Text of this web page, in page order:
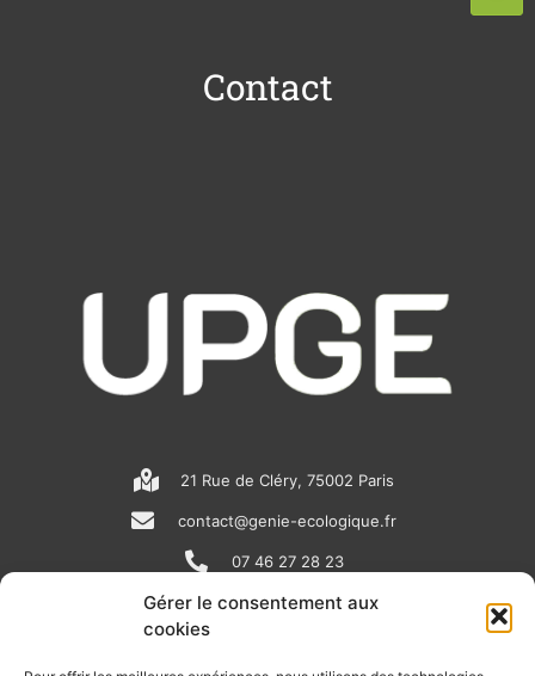
Gérer le consentement aux
cookies
Contact
21 Rue de Cléry, 75002 Paris
contact@genie-ecologique.fr
07 46 27 28 23
N